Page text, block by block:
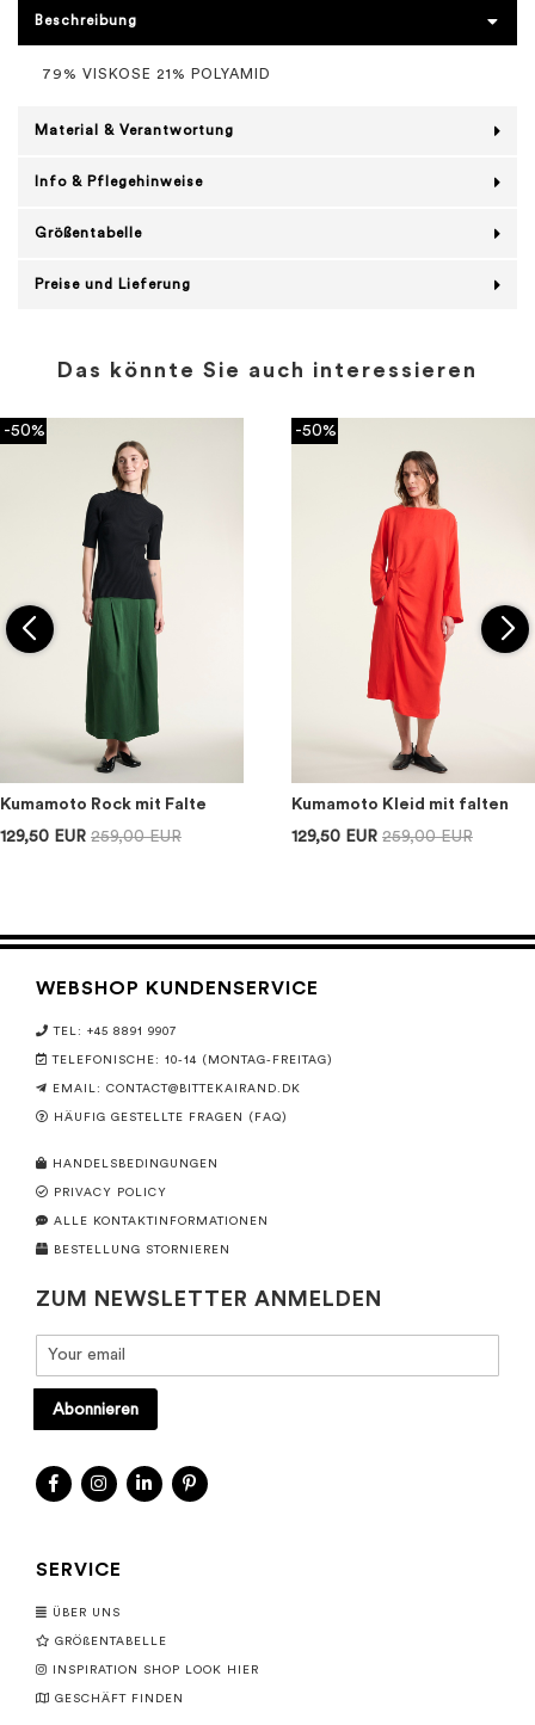
Beschreibung
79% VISKOSE 21% POLYAMID
Material & Verantwortung
Info & Pflegehinweise
Größentabelle
Preise und Lieferung
Das könnte Sie auch interessieren
-50%
Kumamoto Rock mit Falte
129,50 EUR 259,00 EUR
-50%
Kumamoto Kleid mit falten
129,50 EUR 259,00 EUR
WEBSHOP KUNDENSERVICE
TEL: +45 8891 9907
TELEFONISCHE: 10-14 (MONTAG-FREITAG)
EMAIL: CONTACT@BITTEKAIRAND.DK
HÄUFIG GESTELLTE FRAGEN (FAQ)
HANDELSBEDINGUNGEN
PRIVACY POLICY
ALLE KONTAKTINFORMATIONEN
BESTELLUNG STORNIEREN
ZUM NEWSLETTER ANMELDEN
Abonnieren
SERVICE
ÜBER UNS
GRÖßENTABELLE
INSPIRATION SHOP LOOK HIER
GESCHÄFT FINDEN